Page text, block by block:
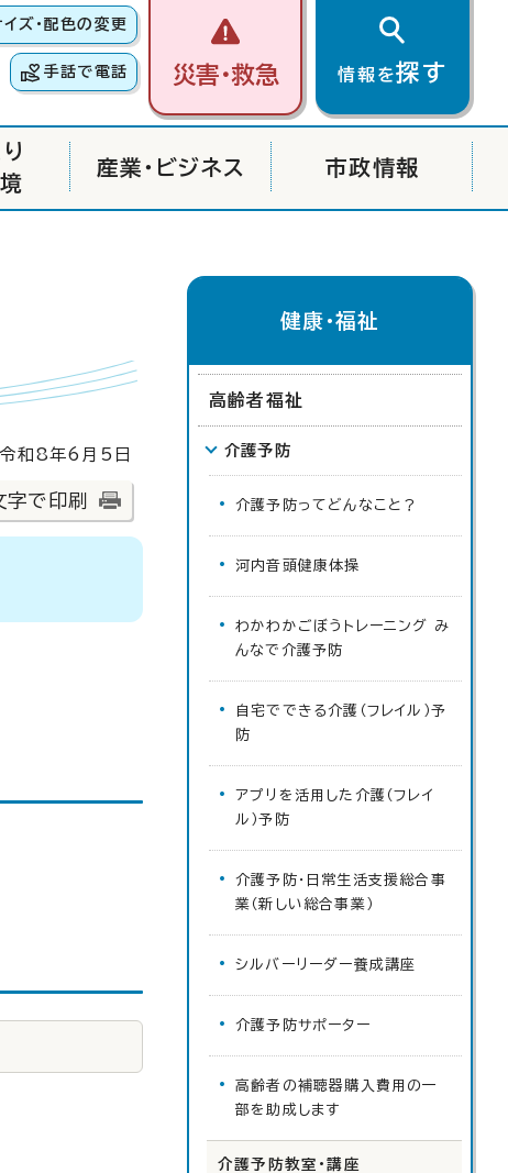
ズ・配色の変更
手話で電話 災害・救急 情報を探す
産業・ビジネス 市政情報
和8年6月5日
字で印刷
健康・福祉
高齢者福祉
介護予防
介護予防ってどんなこと？
河内音頭健康体操
わかわかごぼうトレーニング み
んなで介護予防
自宅でできる介護（フレイル）予
防
アプリを活用した介護（フレイ
ル）予防
介護予防・日常生活支援総合事
業（新しい総合事業）
シルバーリーダー養成講座
介護予防サポーター
高齢者の補聴器購入費用の一
部を助成します
介護予防教室・講座